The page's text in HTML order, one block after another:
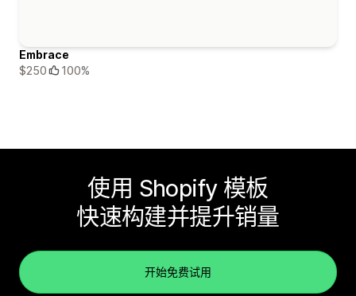
Embrace
$250
100%
使用 Shopify 模板
快速构建并提升销量
开始免费试用